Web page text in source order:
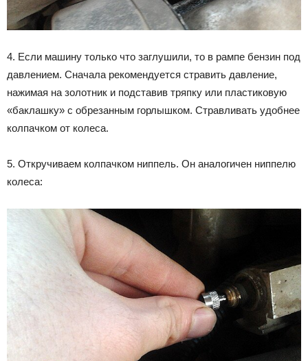
4. Если машину только что заглушили, то в рампе бензин под
давлением. Сначала рекомендуется стравить давление,
нажимая на золотник и подставив тряпку или пластиковую
«баклашку» с обрезанным горлышком. Стравливать удобнее
колпачком от колеса.
5. Откручиваем колпачком ниппель. Он аналогичен ниппелю
колеса: